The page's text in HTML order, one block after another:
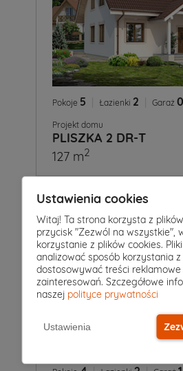
Pokoje 5 Łazienki 2 Garaż 0
Projekt domu
PLISZKA 2 DR-T
127 m2
Ustawienia cookies
Witaj! Ta strona korzysta z
przycisk "Zezwól na wszystkie",
korzystanie z plików cookies.
analizować sposób korzystania
dostosowywać treści reklamowe
zainteresowań. Szczegółowe
naszej polityce prywatności
Ustawienia